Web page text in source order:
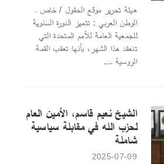
هيئة تحرير موقع الحقول / خاص ـ
الوطن العربي : تتميز الدورة السنوية
للجمعية العامة للأمم المتحدة التي
تنعقد هذا الشهر، بأنها تعقب القمة
الروسية ـ...
الشيخ نعيم قاسم، الأمين العام
لحزب الله في مقابلة سياسية
شاملة
2025-07-09